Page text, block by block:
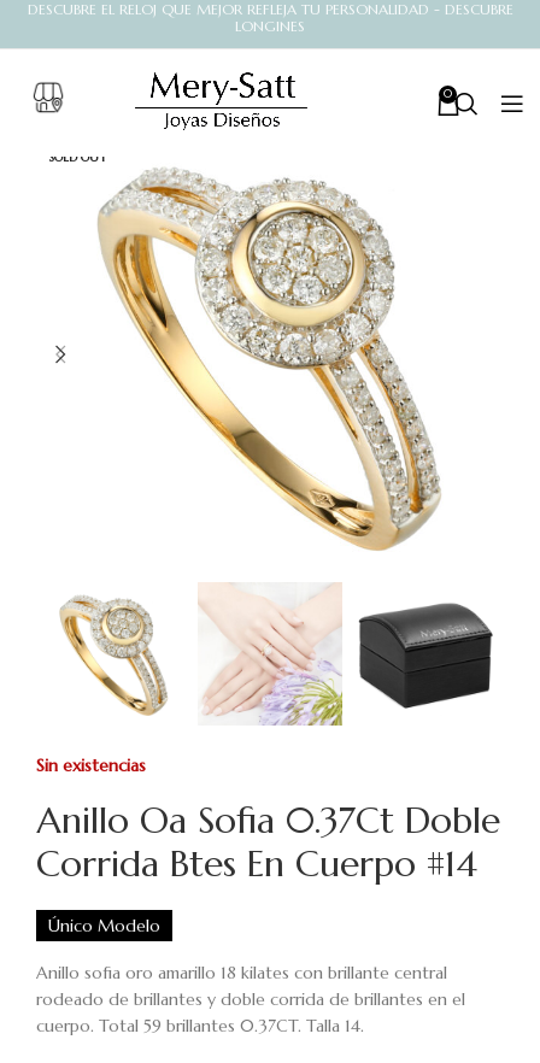
DESCUBRE EL RELOJ QUE MEJOR REFLEJA TU PERSONALIDAD - DESCUBRE
LONGINES
0
SOLD OUT
Anillo Oa Sofia 0.37Ct Doble
Corrida Btes En Cuerpo #14
Único Modelo
Anillo sofia oro amarillo 18 kilates con brillante central
rodeado de brillantes y doble corrida de brillantes en el
cuerpo. Total 59 brillantes 0.37CT. Talla 14.
Sin existencias